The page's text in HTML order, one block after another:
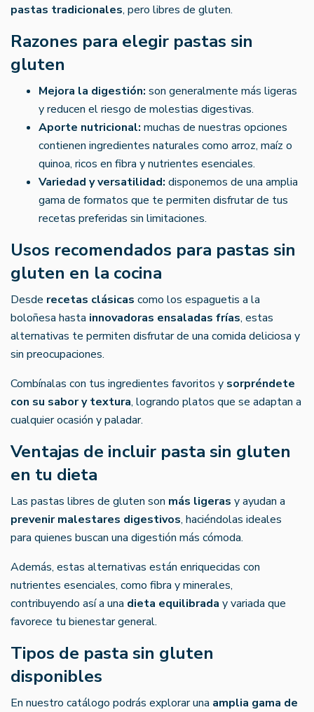
pastas tradicionales, pero libres de gluten.
Razones para elegir pastas sin
gluten
Mejora la digestión: son generalmente más ligeras
y reducen el riesgo de molestias digestivas.
Aporte nutricional: muchas de nuestras opciones
contienen ingredientes naturales como arroz, maíz o
quinoa, ricos en fibra y nutrientes esenciales.
Variedad y versatilidad: disponemos de una amplia
gama de formatos que te permiten disfrutar de tus
recetas preferidas sin limitaciones.
Usos recomendados para pastas sin
gluten en la cocina
Desde recetas clásicas como los espaguetis a la
boloñesa hasta innovadoras ensaladas frías, estas
alternativas te permiten disfrutar de una comida deliciosa y
sin preocupaciones.
Combínalas con tus ingredientes favoritos y sorpréndete
con su sabor y textura, logrando platos que se adaptan a
cualquier ocasión y paladar.
Ventajas de incluir pasta sin gluten
en tu dieta
Las pastas libres de gluten son más ligeras y ayudan a
prevenir malestares digestivos, haciéndolas ideales
para quienes buscan una digestión más cómoda.
Además, estas alternativas están enriquecidas con
nutrientes esenciales, como fibra y minerales,
contribuyendo así a una dieta equilibrada y variada que
favorece tu bienestar general.
Tipos de pasta sin gluten
disponibles
En nuestro catálogo podrás explorar una amplia gama de